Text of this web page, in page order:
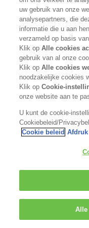
uw gebruik van onze
analysepartners, die
informatie die u aan
verzameld op basis
Klik opAlle cookies
gebruik van al onze
Klik opAlle cookies
noodzakelijke cookies
Klik opCookie-
onze website aan te
U kunt de cookie-
Cookiebeleid/
Cookie beleid Afdruk
Alle